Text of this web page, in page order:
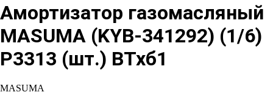
Амортизатор газомасляный
MASUMA (KYB-341292) (1/6)
P3313 (шт.) ВТхб1
MASUMA